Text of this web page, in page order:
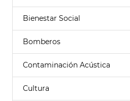
Bienestar Social
Bomberos
Contaminación Acústica
Cultura